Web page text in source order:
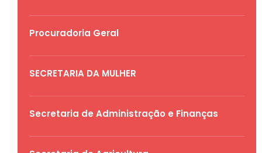
Procuradoria Geral
SECRETARIA DA MULHER
Secretaria de Administração e Finanças